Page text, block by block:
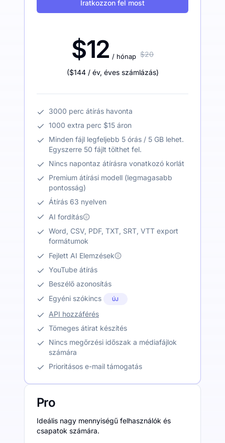
Iratkozzon fel most
$12 / hónap $20
($144 / év, éves számlázás)
3000 perc átírás havonta
1000 extra perc $15 áron
Minden fájl legfeljebb 5 órás / 5 GB lehet.
Egyszerre 50 fájlt tölthet fel.
Nincs napontaz átírásra vonatkozó korlát
Premium átírási modell (legmagasabb
pontosság)
Átírás 63 nyelven
AI fordítás
Word, CSV, PDF, TXT, SRT, VTT export
formátumok
Fejlett AI Elemzések
YouTube átírás
Beszélő azonosítás
Egyéni szókincs
ÚJ
API hozzáférés
Tömeges átirat készítés
Nincs megőrzési időszak a médiafájlok
számára
Prioritásos e-mail támogatás
Pro
Ideális nagy mennyiségű felhasználók és
csapatok számára.